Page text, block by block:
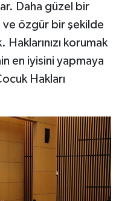
Daha güzel bir
ve özgür bir şekilde
korumak
en iyisini yapmaya
Hakları